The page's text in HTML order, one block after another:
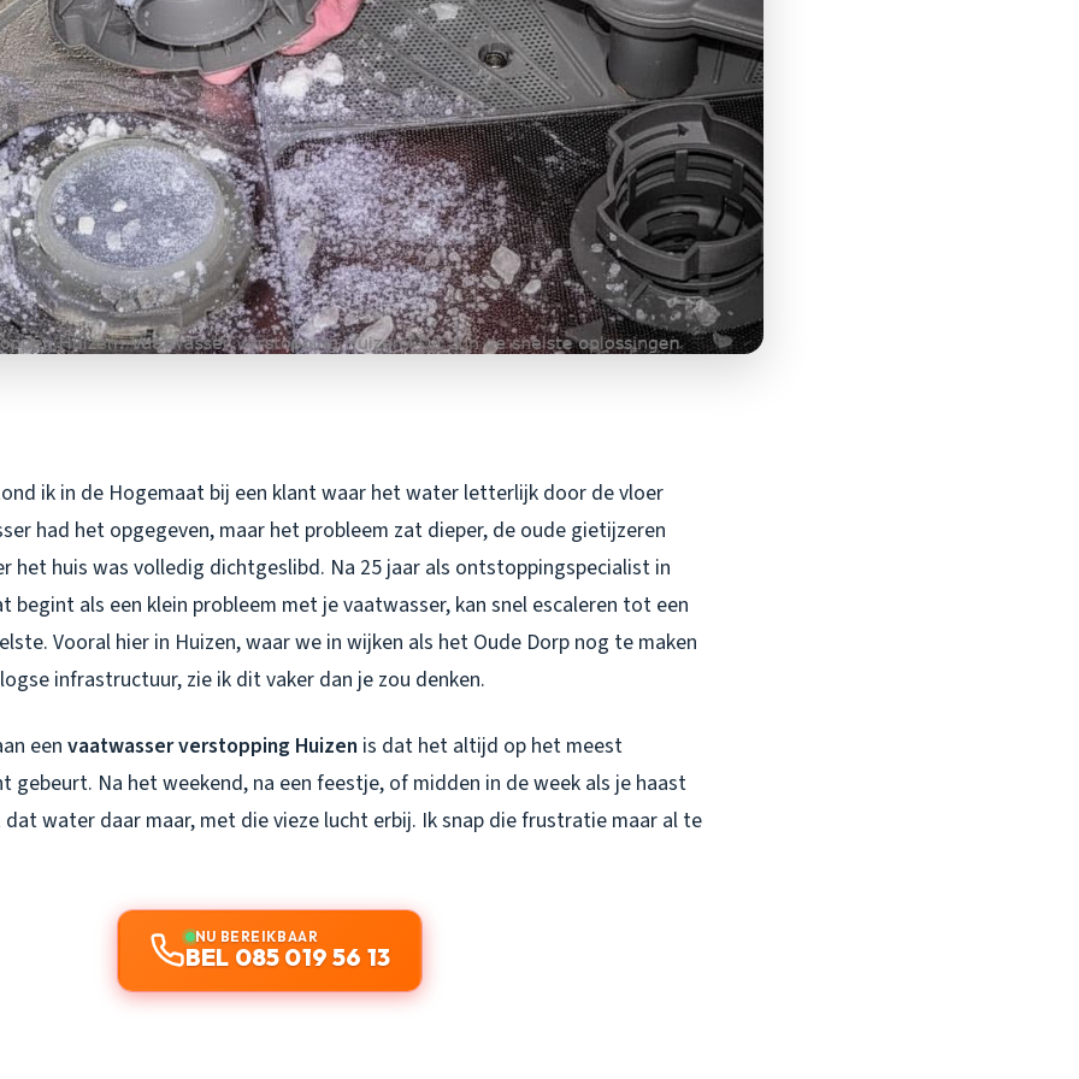
ik in de Hogemaat bij een klant waar het water letterlijk door de vloer
had het opgegeven, maar het probleem zat dieper, de oude gietijzeren
het huis was volledig dichtgeslibd. Na 25 jaar als ontstoppingspecialist in
begint als een klein probleem met je vaatwasser, kan snel escaleren tot een
Vooral hier in Huizen, waar we in wijken als het Oude Dorp nog te maken
infrastructuur, zie ik dit vaker dan je zou denken.
een vaatwasser verstopping Huizen is dat het altijd op het meest
gebeurt. Na het weekend, na een feestje, of midden in de week als je haast
water daar maar, met die vieze lucht erbij. Ik snap die frustratie maar al te
NU BEREIKBAAR
BEL 085 019 56 13